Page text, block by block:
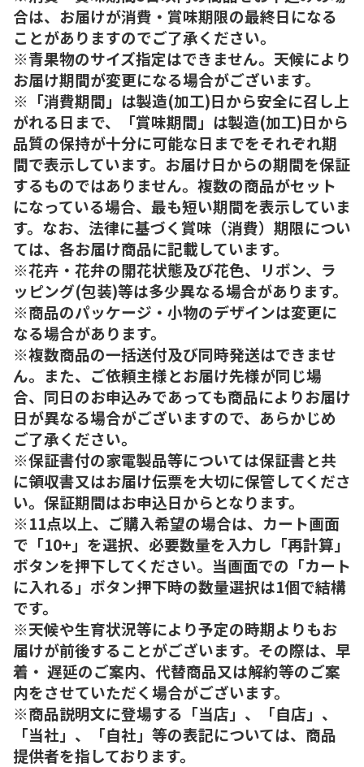
合は、お届けが消費・賞味期限の最終日になる
ことがありますのでご了承ください。
※青果物のサイズ指定はできません。天候により
お届け期間が変更になる場合がございます。
※「消費期間」は製造(加工)日から安全に召し上
がれる日まで、「賞味期間」は製造(加工)日から
品質の保持が十分に可能な日までをそれぞれ期
間で表示しています。お届け日からの期間を保証
するものではありません。複数の商品がセット
になっている場合、最も短い期間を表示していま
す。なお、法律に基づく賞味（消費）期限につい
ては、各お届け商品に記載しています。
※花卉・花弁の開花状態及び花色、リボン、ラ
ッピング(包装)等は多少異なる場合があります。
※商品のパッケージ・小物のデザインは変更に
なる場合があります。
※複数商品の一括送付及び同時発送はできませ
ん。また、ご依頼主様とお届け先様が同じ場
合、同日のお申込みであっても商品によりお届け
日が異なる場合がございますので、あらかじめ
ご了承ください。
※保証書付の家電製品等については保証書と共
に領収書又はお届け伝票を大切に保管してくださ
い。保証期間はお申込日からとなります。
※11点以上、ご購入希望の場合は、カート画面
で「10+」を選択、必要数量を入力し「再計算」
ボタンを押下してください。当画面での「カート
に入れる」ボタン押下時の数量選択は1個で結構
です。
※天候や生育状況等により予定の時期よりもお
届けが前後することがございます。その際は、早
着・ 遅延のご案内、代替商品又は解約等のご案
内をさせていただく場合がございます。
※商品説明文に登場する「当店」、「自店」、
「当社」、「自社」等の表記については、商品
提供者を指しております。